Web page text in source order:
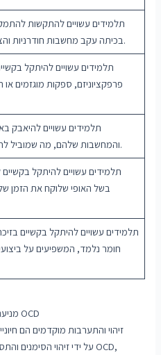
תלמידים עשויים להתקשות
בכיתה עקב מחשבות חודרניות והצורך לבצע קומפולסיות.
תלמידים עשויים להיתקל
פרפקציוניזם, ספקות מוגזמים או
תלמידים עשויים להיאבק
והמחשבות שלהם, מה שמוביל לחוסר ארגון וחוסר יעילות.
תלמידים עשויים להיתקל
בשל האופי שלוקח את הזמן
תלמידים עשויים להיתקל בקשיים
חומר נלמד, המשפיעים על
מניעה והתערבות מוקדמת לסטודנטים עם OCD
זיהוי והתערבות מוקדמים הם